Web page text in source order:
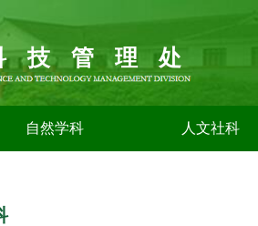
技管理处
自然学科 人文社科